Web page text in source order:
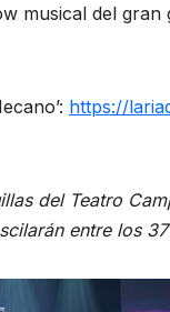
musical del
https://
del Teatro
entre los